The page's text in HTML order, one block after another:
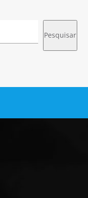
Pesquisar